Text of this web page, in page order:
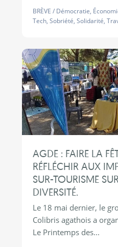
BRÈVE / Démocratie,
Tech, Sobriété, Solidarité,
AGDE : FAIRE LA
RÉFLÉCHIR AUX
SUR-TOURISME
DIVERSITÉ.
Le 18 mai dernier, le
Colibris agathois a
Le Printemps des...